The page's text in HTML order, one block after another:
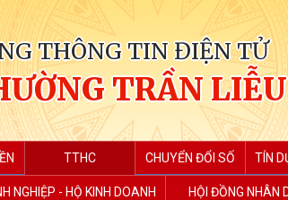
THÔNG TIN ĐIỆN TỬ
TRẦN LIỄU
TTHC CHUYỂN ĐỔI SỐ TÍN
NGHIỆP - HỘ KINH DOANH HỘI ĐỒNG NHÂN